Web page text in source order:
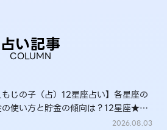
占い記事
COLUMN
もじの子（占）12星座占い】各星座の
の使い方と貯金の傾向は？12星座★徹
2026.08.03